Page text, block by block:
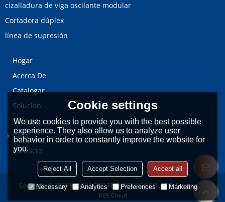
cizalladura de viga oscilante modular
Cortadora dúplex
línea de supresión
Hogar
Acerca De
Catalogar
Solución
Servicio
Guía
Contacto
Copyright © 2026 HENGLI CNC TECHNOLOGY CO., LTD.Support By
BEE Cloud
Cookie settings
We use cookies to provide you with the best possible
experience. They also allow us to analyze user
behavior in order to constantly improve the website for
you.
Reject All Accept Selection Accept all
Necessary Analytics Preferences Marketing